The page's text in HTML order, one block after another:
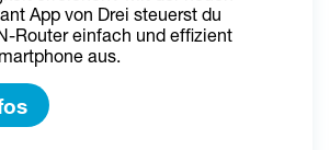
App von Drei steuerst du
Router einfach und effizient
aus.